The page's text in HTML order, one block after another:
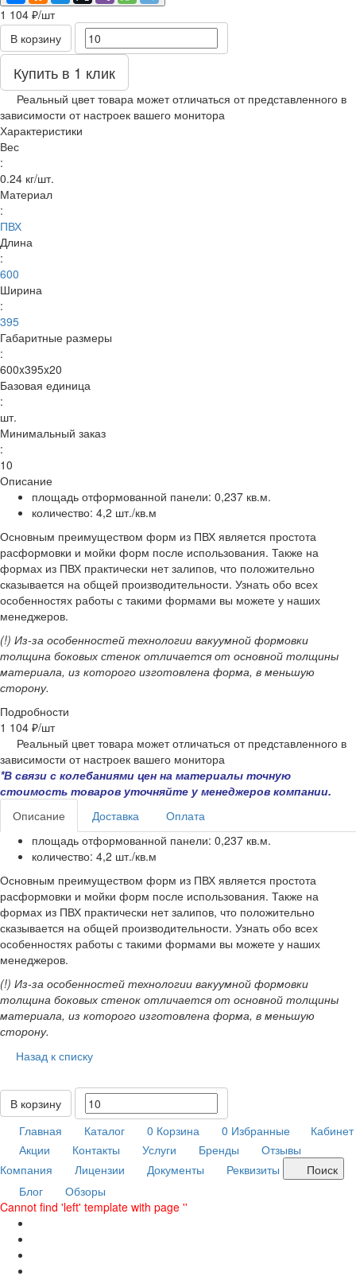
1 104 ₽/шт
В корзину
Купить в 1 клик
Реальный цвет товара может отличаться от представленного в
зависимости от настроек вашего монитора
Характеристики
Вес
:
0.24 кг/шт.
Материал
:
ПВХ
Длина
:
600
Ширина
:
395
Габаритные размеры
:
600x395x20
Базовая единица
:
шт.
Минимальный заказ
:
10
Описание
площадь отформованной панели: 0,237 кв.м.
количество: 4,2 шт./кв.м
Основным преимуществом форм из ПВХ является простота
расформовки и мойки форм после использования. Также на
формах из ПВХ практически нет залипов, что положительно
сказывается на общей производительности. Узнать обо всех
особенностях работы с такими формами вы можете у наших
менеджеров.
(!) Из-за особенностей технологии вакуумной формовки
толщина боковых стенок отличается от основной толщины
материала, из которого изготовлена форма, в меньшую
сторону.
Подробности
1 104 ₽/шт
Реальный цвет товара может отличаться от представленного в
зависимости от настроек вашего монитора
*В связи с колебаниями цен на материалы точную
стоимость товаров уточняйте у менеджеров компании.
Описание
Доставка
Оплата
площадь отформованной панели: 0,237 кв.м.
количество: 4,2 шт./кв.м
Основным преимуществом форм из ПВХ является простота
расформовки и мойки форм после использования. Также на
формах из ПВХ практически нет залипов, что положительно
сказывается на общей производительности. Узнать обо всех
особенностях работы с такими формами вы можете у наших
менеджеров.
(!) Из-за особенностей технологии вакуумной формовки
толщина боковых стенок отличается от основной толщины
материала, из которого изготовлена форма, в меньшую
сторону.
Назад к списку
В корзину
Главная
Каталог 0 Корзина 0 Избранные
Кабинет
Акции
Контакты Услуги Бренды
Отзывы
Компания
Лицензии Документы Реквизиты
Поиск
Блог
Обзоры
Cannot find 'left' template with page ''